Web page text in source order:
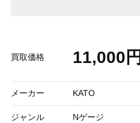
買取価格 11,000円
メーカー KATO
ジャンル Nゲージ